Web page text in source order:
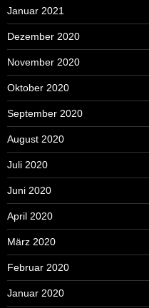
Januar 2021
Dezember 2020
November 2020
Oktober 2020
September 2020
August 2020
Juli 2020
Juni 2020
April 2020
März 2020
Februar 2020
Januar 2020